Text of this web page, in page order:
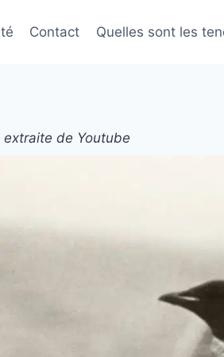
Contact Quelles sont les
extraite de Youtube